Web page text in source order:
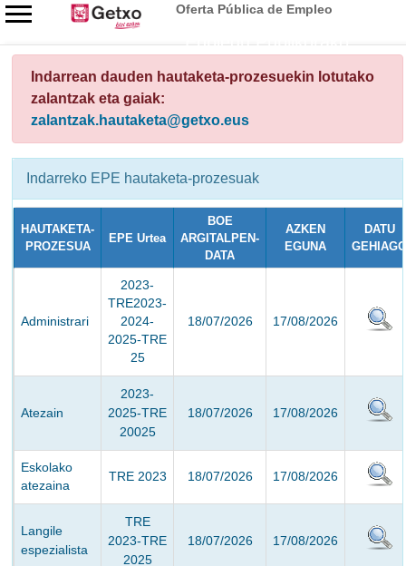
Oferta Pública de Empleo
Enplegu Publikorako
Eskaintza